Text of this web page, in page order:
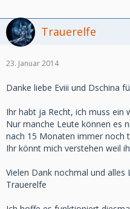
Trauerelfe
23. Januar 2014
Danke liebe Eviii und Dschina
Ihr habt ja Recht, ich muss ein
Nur manche Leute können es
nach 15 Monaten immer noch
Ihr könnt mich verstehen weil
Vielen Dank nochmal und alles
Trauerelfe